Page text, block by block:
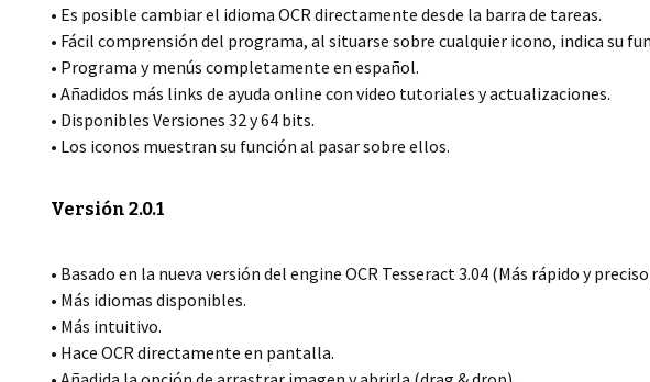
• Es posible cambiar el idioma OCR directamente desde la barra de tareas.
• Fácil comprensión del programa, al situarse sobre cualquier icono, indica su
• Programa y menús completamente en español.
• Añadidos más links de ayuda online con video tutoriales y actualizaciones.
• Disponibles Versiones 32 y 64 bits.
• Los iconos muestran su función al pasar sobre ellos.
Versión 2.0.1
• Basado en la nueva versión del engine OCR Tesseract 3.04 (Más rápido y
• Más idiomas disponibles.
• Más intuitivo.
• Hace OCR directamente en pantalla.